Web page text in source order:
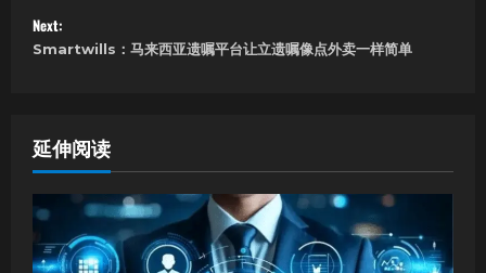
s
t
a
v
i
Next:
Smartwills：马来西亚遗嘱平台让立遗嘱像点外卖一样简单
延伸阅读